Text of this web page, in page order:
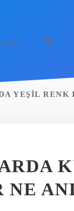
Uyarı
YEŞIL RENK
NE